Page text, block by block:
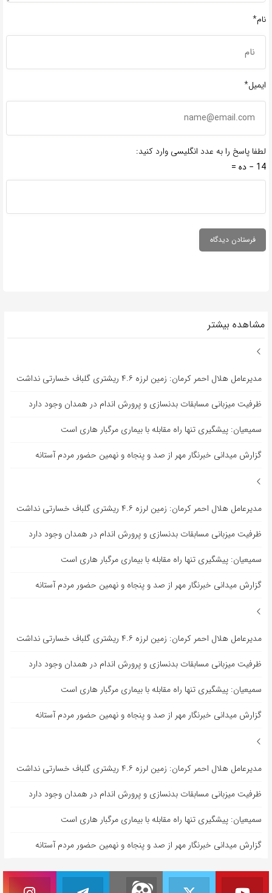
نام*
ایمیل*
لطفا پاسخ را به عدد انگلیسی وارد کنید:
14 − ده =
مشاهده بیشتر
مدیرعامل هلال احمر کرمان: زمین لرزه ۴.۶ ریشتری گلباف خسارتی نداشت
ظرفیت میزبانی مسابقات بدنسازی و پرورش اندام در همدان وجود دارد
سمیعیان: پیشگیری تنها راه مقابله با بیماری مرگبار هاری است
گزارش میدانی خبرنگار مهر از صد و پنجاه و نهمین حضور مردم آستانه
مدیرعامل هلال احمر کرمان: زمین لرزه ۴.۶ ریشتری گلباف خسارتی نداشت
ظرفیت میزبانی مسابقات بدنسازی و پرورش اندام در همدان وجود دارد
سمیعیان: پیشگیری تنها راه مقابله با بیماری مرگبار هاری است
گزارش میدانی خبرنگار مهر از صد و پنجاه و نهمین حضور مردم آستانه
مدیرعامل هلال احمر کرمان: زمین لرزه ۴.۶ ریشتری گلباف خسارتی نداشت
ظرفیت میزبانی مسابقات بدنسازی و پرورش اندام در همدان وجود دارد
سمیعیان: پیشگیری تنها راه مقابله با بیماری مرگبار هاری است
گزارش میدانی خبرنگار مهر از صد و پنجاه و نهمین حضور مردم آستانه
مدیرعامل هلال احمر کرمان: زمین لرزه ۴.۶ ریشتری گلباف خسارتی نداشت
ظرفیت میزبانی مسابقات بدنسازی و پرورش اندام در همدان وجود دارد
سمیعیان: پیشگیری تنها راه مقابله با بیماری مرگبار هاری است
گزارش میدانی خبرنگار مهر از صد و پنجاه و نهمین حضور مردم آستانه